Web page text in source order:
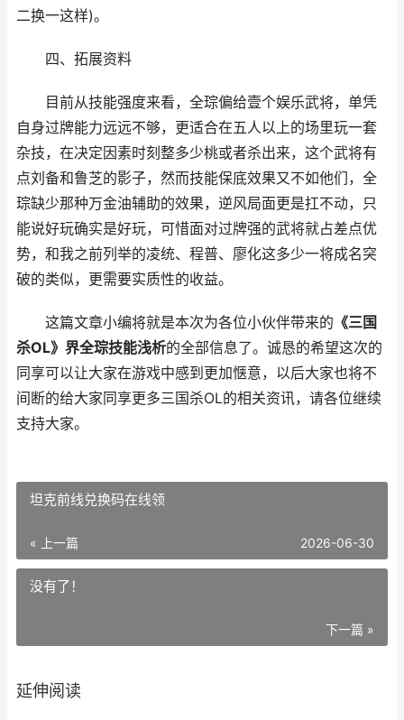
二换一这样)。
四、拓展资料
目前从技能强度来看，全琮偏给壹个娱乐武将，单凭
自身过牌能力远远不够，更适合在五人以上的场里玩一套
杂技，在决定因素时刻整多少桃或者杀出来，这个武将有
点刘备和鲁芝的影子，然而技能保底效果又不如他们，全
琮缺少那种万金油辅助的效果，逆风局面更是扛不动，只
能说好玩确实是好玩，可惜面对过牌强的武将就占差点优
势，和我之前列举的凌统、程普、廖化这多少一将成名突
破的类似，更需要实质性的收益。
这篇文章小编将就是本次为各位小伙伴带来的 《三国
杀OL》界全琮技能浅析的全部信息了。诚恳的希望这次的
同享可以让大家在游戏中感到更加惬意，以后大家也将不
间断的给大家同享更多三国杀OL的相关资讯，请各位继续
支持大家。
坦克前线兑换码在线领
« 上一篇 2026-06-30
没有了！
下一篇 »
延伸阅读